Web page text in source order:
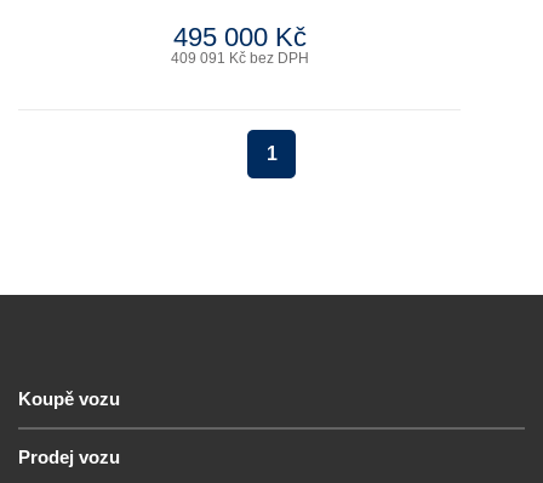
495 000 Kč
409 091 Kč bez DPH
1
Koupě vozu
Prodej vozu